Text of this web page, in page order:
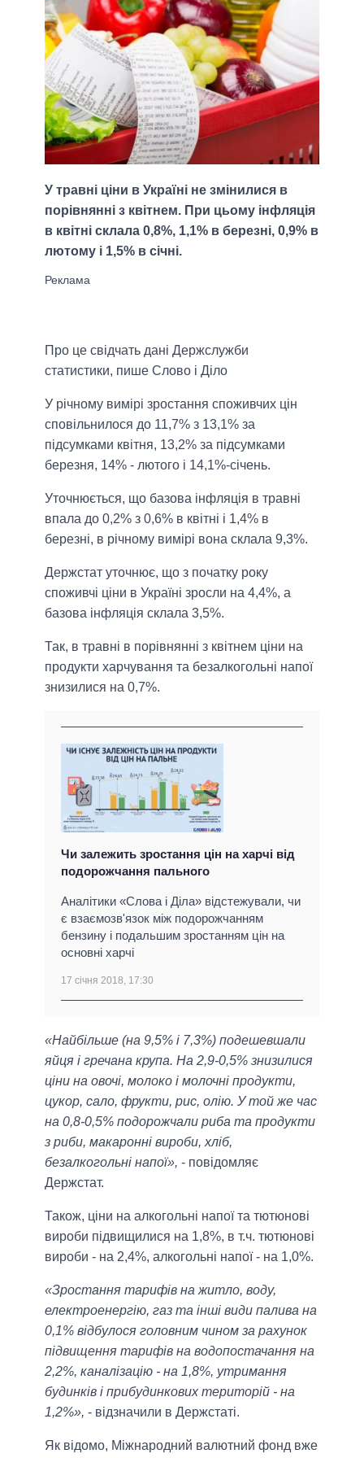
У травні ціни в Україні не змінилися в
порівнянні з квітнем. При цьому інфляція
в квітні склала 0,8%, 1,1% в березні, 0,9% в
лютому і 1,5% в січні.
Про це свідчать дані Держслужби
статистики, пише Слово і Діло
У річному вимірі зростання споживчих цін
сповільнилося до 11,7% з 13,1% за
підсумками квітня, 13,2% за підсумками
березня, 14% - лютого і 14,1%-січень.
Уточнюється, що базова інфляція в травні
впала до 0,2% з 0,6% в квітні і 1,4% в
березні, в річному вимірі вона склала 9,3%.
Держстат уточнює, що з початку року
споживчі ціни в Україні зросли на 4,4%, а
базова інфляція склала 3,5%.
Так, в травні в порівнянні з квітнем ціни на
продукти харчування та безалкогольні напої
знизилися на 0,7%.
Чи залежить зростання цін на харчі від
подорожчання пального
Аналітики «Слова і Діла» відстежували, чи
є взаємозв'язок між подорожчанням
бензину і подальшим зростанням цін на
основні харчі
17 січня 2018, 17:30
«Найбільше (на 9,5% і 7,3%) подешевшали
яйця і гречана крупа. На 2,9-0,5% знизилися
ціни на овочі, молоко і молочні продукти,
цукор, сало, фрукти, рис, олію. У той же час
на 0,8-0,5% подорожчали риба та продукти
з риби, макаронні вироби, хліб,
безалкогольні напої», - повідомляє
Держстат.
Також, ціни на алкогольні напої та тютюнові
вироби підвищилися на 1,8%, в т.ч. тютюнові
вироби - на 2,4%, алкогольні напої - на 1,0%.
«Зростання тарифів на житло, воду,
електроенергію, газ та інші види палива на
0,1% відбулося головним чином за рахунок
підвищення тарифів на водопостачання на
2,2%, каналізацію - на 1,8%, утримання
будинків і прибудинкових територій - на
1,2%», - відзначили в Держстаті.
Як відомо, Міжнародний валютний фонд вже